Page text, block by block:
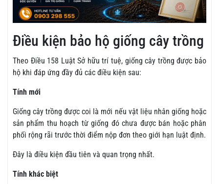
Điều kiện bảo hộ giống cây trồng
Theo Điều 158 Luật Sở hữu trí tuệ, giống cây trồng được bảo
hộ khi đáp ứng đầy đủ các điều kiện sau:
Tính mới
Giống cây trồng được coi là mới nếu vật liệu nhân giống hoặc
sản phẩm thu hoạch từ giống đó chưa được bán hoặc phân
phối rộng rãi trước thời điểm nộp đơn theo giới hạn luật định.
Đây là điều kiện đầu tiên và quan trọng nhất.
Tính khác biệt